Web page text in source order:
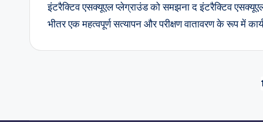
इंटरैक्टिव एसक्यूएल प्लेग्राउंड को समझना द इंटरैक्टिव
भीतर एक महत्वपूर्ण सत्यापन और परीक्षण वातावरण के रूप में